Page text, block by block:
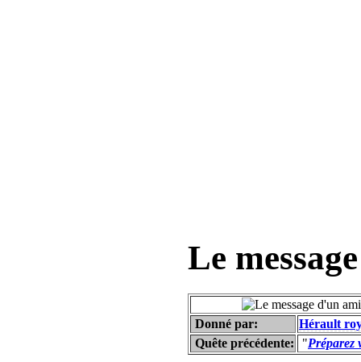
Le
Donné par:
Hérault
Quête précédente:
"Préparez